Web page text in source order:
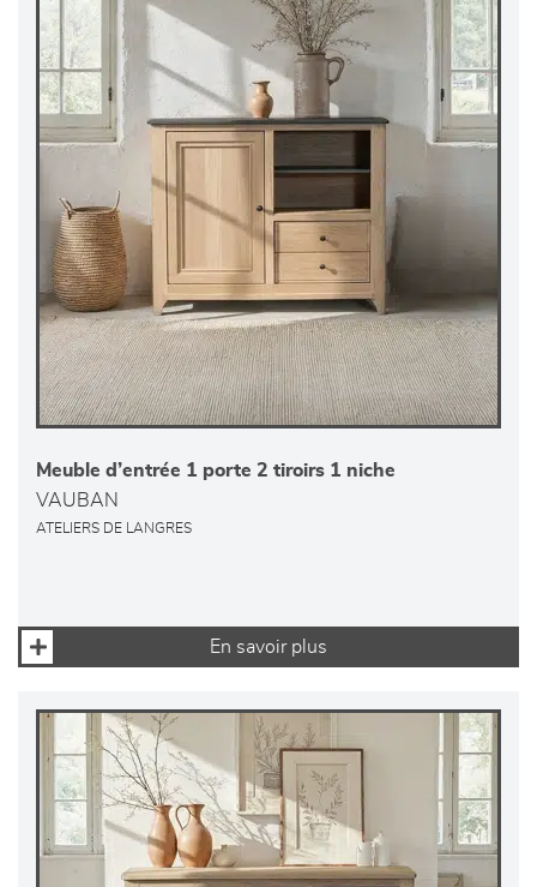
Meuble d’entrée 1 porte 2 tiroirs 1 niche
VAUBAN
ATELIERS DE LANGRES
En savoir plus